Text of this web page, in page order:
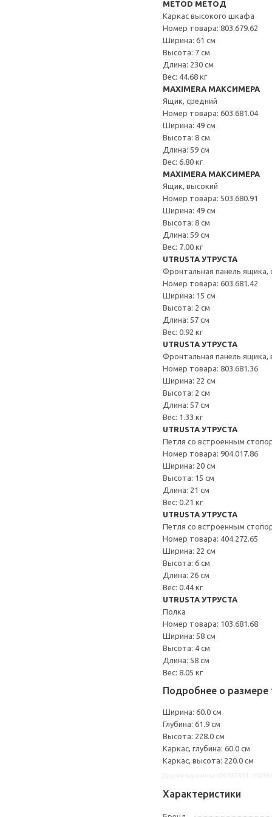
METOD МЕТОД
Каркас высокого шкафа
Номер товара: 803.679.62
Ширина: 61 см
Высота: 7 см
Длина: 230 см
Вес: 44.68 кг
MAXIMERA МАКСИМЕРА
Ящик, средний
Номер товара: 603.681.04
Ширина: 49 см
Высота: 8 см
Длина: 59 см
Вес: 6.80 кг
MAXIMERA МАКСИМЕРА
Ящик, высокий
Номер товара: 503.680.91
Ширина: 49 см
Высота: 8 см
Длина: 59 см
Вес: 7.00 кг
UTRUSTA УТРУСТА
Фронтальная панель ящика,
Номер товара: 603.681.42
Ширина: 15 см
Высота: 2 см
Длина: 57 см
Вес: 0.92 кг
UTRUSTA УТРУСТА
Фронтальная панель ящика,
Номер товара: 803.681.36
Ширина: 22 см
Высота: 2 см
Длина: 57 см
Вес: 1.33 кг
UTRUSTA УТРУСТА
Петля со встроенным
Номер товара: 904.017.86
Ширина: 20 см
Высота: 15 см
Длина: 21 см
Вес: 0.21 кг
UTRUSTA УТРУСТА
Петля со встроенным
Номер товара: 404.272.65
Ширина: 22 см
Высота: 6 см
Длина: 26 см
Вес: 0.44 кг
UTRUSTA УТРУСТА
Полка
Номер товара: 103.681.68
Ширина: 58 см
Высота: 4 см
Длина: 58 см
Вес: 8.05 кг
Подробнее о размере
Ширина: 60.0 см
Глубина: 61.9 см
Высота: 228.0 см
Каркас, глубина: 60.0 см
Каркас, высота: 220.0 см
Характеристики